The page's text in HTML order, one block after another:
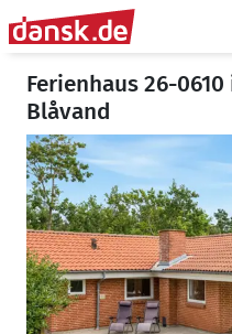
Ferienhaus 26-
Blåvand